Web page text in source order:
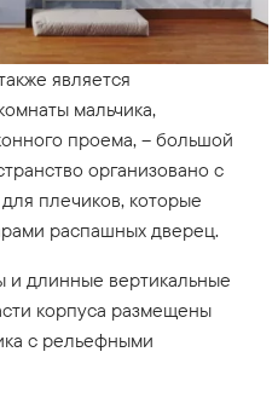
является
мальчика,
проема, – большой
организовано с
плечиков, которые
распашных дверец.
длинные вертикальные
корпуса размещены
с рельефными